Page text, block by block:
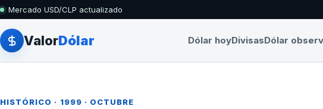
Mercado USD/CLP actualizado
ValorDólar Dólar hoyDivisasDólar
HISTÓRICO · 1999 · OCTUBRE